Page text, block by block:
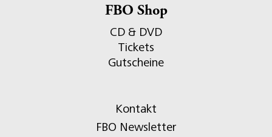
FBO Shop
CD & DVD
Tickets
Gutscheine
Kontakt
FBO Newsletter